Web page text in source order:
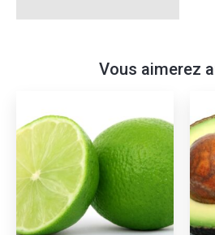
Vous aimerez
produit
plusieurs
variations.
options